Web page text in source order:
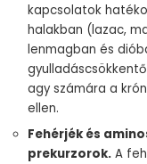
kapcsolatok
halakban (lazac,
lenmagban és
agy számára a
ellen.
Fehérjék és
prekurzorok. A